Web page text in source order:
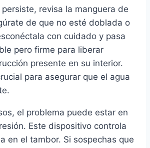
revisa la manguera de
de que no esté doblada o
con cuidado y pasa
pero firme para liberar
presente en su interior.
para asegurar que el agua
el problema puede estar en
Este dispositivo controla
en el tambor. Si sospechas que